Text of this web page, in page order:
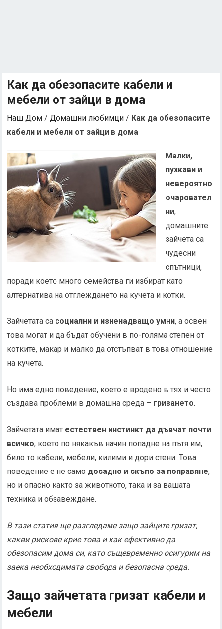
Как да обезопасите кабели и
мебели от зайци в дома
Наш Дом /Домашни любимци / Как да обезопасите
кабели и мебели от зайци в дома
Малки,
пухкави и
невероятно
очаровател
ни,
домашните
зайчета са
чудесни
спътници,
поради което много семейства ги избират като
алтернатива на отглеждането на кучета и котки.
Зайчетата са социални и изненадващо умни, а освен
това могат и да бъдат обучени в по-голяма степен от
котките, макар и малко да отстъпват в това отношение
на кучета.
Но има едно поведение, което е вродено в тях и често
създава проблеми в домашна среда – гризането.
Зайчетата имат естествен инстинкт да дъвчат почти
всичко, което по някакъв начин попадне на пътя им,
било то кабели, мебели, килими и дори стени. Това
поведение е не само досадно и скъпо за поправяне,
но и опасно както за животното, така и за вашата
техника и обзавеждане.
В тази статия ще разгледаме защо зайците гризат,
какви рискове крие това и как ефективно да
обезопасим дома си, като същевременно осигурим на
заека необходимата свобода и безопасна среда.
Защо зайчетата гризат кабели и
мебели